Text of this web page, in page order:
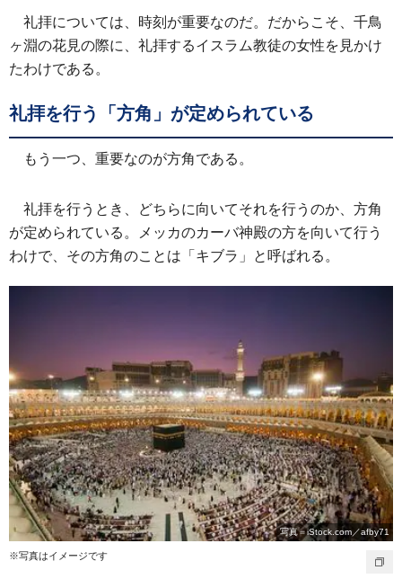
礼拝については、時刻が重要なのだ。だからこそ、千鳥
ヶ淵の花見の際に、礼拝するイスラム教徒の女性を見かけ
たわけである。
礼拝を行う「方角」が定められている
もう一つ、重要なのが方角である。
礼拝を行うとき、どちらに向いてそれを行うのか、方角
が定められている。メッカのカーバ神殿の方を向いて行う
わけで、その方角のことは「キブラ」と呼ばれる。
写真＝iStock.com／afby71
※写真はイメージです